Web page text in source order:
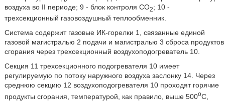
воздуха во II периоде; 9 - блок контроля CO2; 10 -
трехсекционный газовоздушный теплообменник.
Система содержит газовые ИК-горелки 1, связанные единой
газовой магистралью 2 подачи и магистралью 3 сброса продуктов
сгорания через трехсекционный воздухоподогреватель 10.
Секция 11 трехсекционного подогревателя 10 имеет
регулируемую по потоку наружного воздуха заслонку 14. Через
среднюю секцию 12 воздухоподогревателя 10 проходят горячие
продукты сгорания, температурой, как правило, выше 500oС,